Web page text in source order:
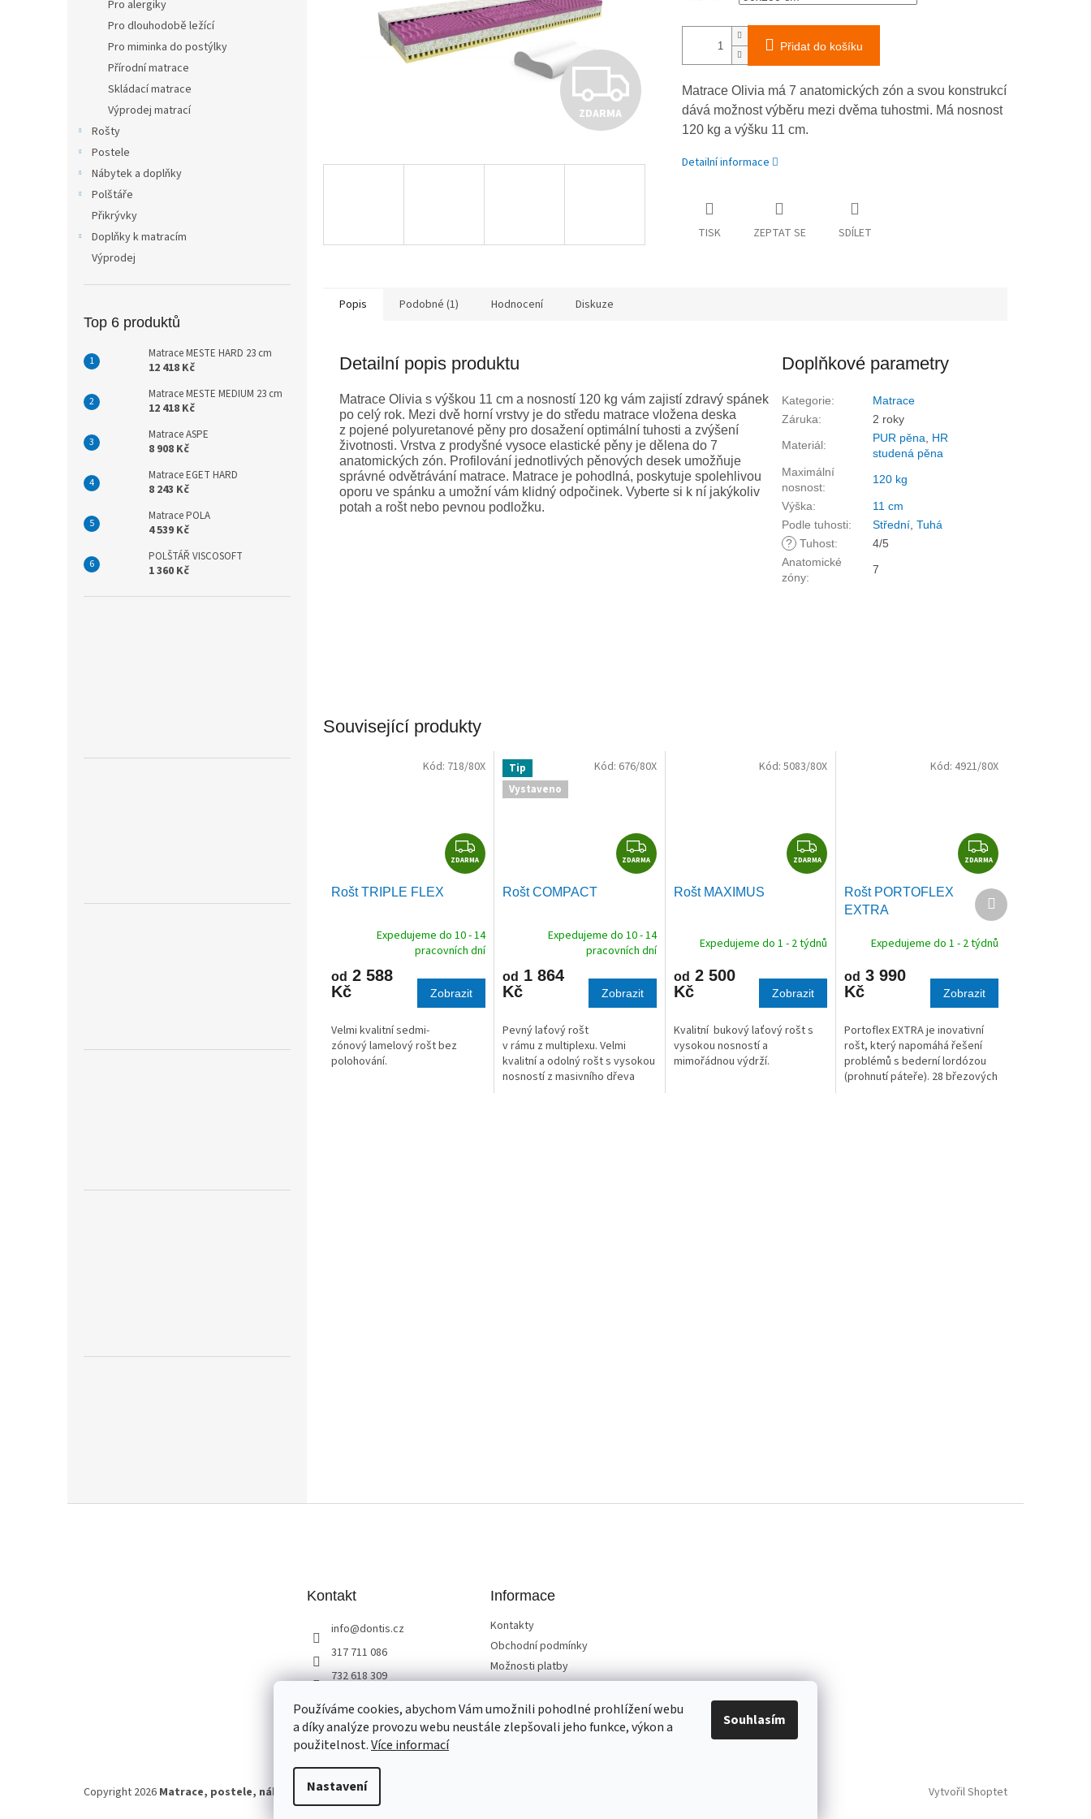
Používáme cookies, abychom Vám umožnili pohodlné prohlížení webu
a díky analýze provozu webu neustále zlepšovali jeho funkce, výkon a
použitelnost.Více informací
Nastavení
Souhlasím
Pro alergiky
Pro dlouhodobě ležící
Pro miminka do postýlky
Přírodní matrace
Skládací matrace
Výprodej matrací
Rošty
Postele
Nábytek a doplňky
Polštáře
Přikrývky
Doplňky k matracím
Výprodej
Top 6 produktů
Matrace MESTE HARD 23 cm
12 418 Kč
Matrace MESTE MEDIUM 23 cm
12 418 Kč
Matrace ASPE
8 908 Kč
Matrace EGET HARD
8 243 Kč
Matrace POLA
4 539 Kč
POLŠTÁŘ VISCOSOFT
1 360 Kč
Z
D
R
ZDARMA
Přidat do košíku
Matrace Olivia má 7 anatomických zón a svou konstrukcí
dává možnost výběru mezi dvěma tuhostmi. Má nosnost
120 kg a výšku 11 cm.
Detailní informace
TISK ZEPTAT SE SDÍLET
Popis Podobné (1) Hodnocení Diskuze
Detailní popis produktu
Matrace Olivia s výškou 11 cm a nosností 120 kg vám zajistí zdravý spánek
po celý rok. Mezi dvě horní vrstvy je do středu matrace vložena deska
z pojené polyuretanové pěny pro dosažení optimální tuhosti a zvýšení
životnosti. Vrstva z prodyšné vysoce elastické pěny je dělena do 7
anatomických zón. Profilování jednotlivých pěnových desek umožňuje
správné odvětrávání matrace. Matrace je pohodlná, poskytuje spolehlivou
oporu ve spánku a umožní vám klidný odpočinek. Vyberte si k ní jakýkoliv
potah a rošt nebo pevnou podložku.
Doplňkové parametry
Kategorie:
Matrace
Záruka:
2 roky
Materiál:
PUR pěna
HR
studená pěna
Maximální
nosnost:
120 kg
Výška:
11 cm
Podle tuhosti: Střední ,Tuhá
? Tuhost:
4/5
Anatomické
zóny:
7
Související produkty
Z
D
A
ZDARMA
Rošt TRIPLE FLEX
Expedujeme do 10 - 14
pracovních dní
od 2 588
Kč
Zobrazit
Velmi kvalitní sedmi-
zónový lamelový rošt bez
polohování.
Kód: 718/80X
Tip
Vystaveno
Z
D
A
ZDARMA
Rošt COMPACT
Expedujeme do 10 - 14
pracovních dní
od 1 864
Kč
Zobrazit
Pevný laťový rošt
v rámu z multiplexu. Velmi
kvalitní a odolný rošt s vysokou
nosností z masivního dřeva
Kód: 676/80X
Z
D
A
ZDARMA
Rošt MAXIMUS
Expedujeme do 1 - 2 týdnů
od 2 500
Kč
Zobrazit
Kvalitní bukový laťový rošt s
vysokou nosností a
mimořádnou výdrží.
Kód:5083/80X
Z
D
A
R
M
A
ZDARMA
Rošt PORTOFLEX
EXTRA
Expedujeme do 1 - 2 týdnů
od 3 990
Kč
Zobrazit
Portoflex EXTRA je inovativní
rošt, který napomáhá řešení
problémů s bederní lordózou
(prohnutí páteře). 28 březových
Kód: 4921/80X
Další
produkt
Kontakt
info@dontis.cz
317 711 086
732 618 309
studio Dontis
Informace
Kontakty
Obchodní podmínky
Možnosti platby
Reklamace a vrácení zboží
Ochrana osobních údajů
Vytvořil Shoptet
Copyright 2026 Matrace, postele, nábytek Benešov. Všechna práva vyhrazena.